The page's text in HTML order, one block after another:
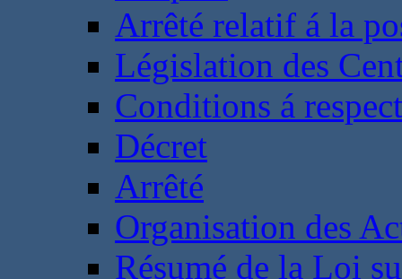
Arrêté relatif á la
Législation des
Conditions á
Décret
Arrêté
Organisation des
Résumé de la Loi